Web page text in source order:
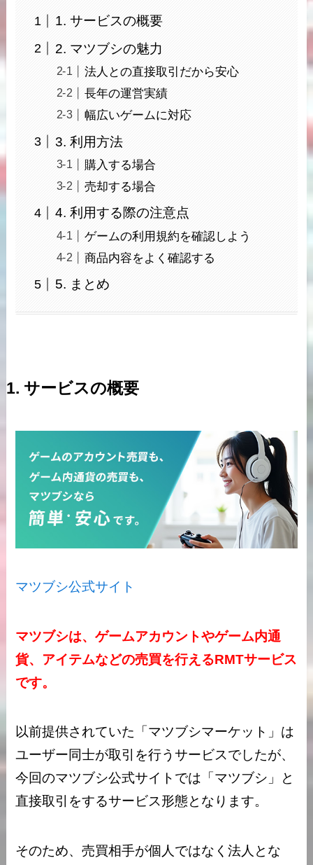
1. サービスの概要
2. マツブシの魅力
法人との直接取引だから安心
長年の運営実績
幅広いゲームに対応
3. 利用方法
購入する場合
売却する場合
4. 利用する際の注意点
ゲームの利用規約を確認しよう
商品内容をよく確認する
5. まとめ
1. サービスの概要
マツブシ公式サイト
マツブシは、ゲームアカウントやゲーム内通
貨、アイテムなどの売買を行えるRMTサービス
です。
以前提供されていた「マツブシマーケット」は
ユーザー同士が取引を行うサービスでしたが、
今回のマツブシ公式サイトでは「 マツブシ」と
直接取引をするサービス形態となります。
そのため、売買相手が個人ではなく法人とな